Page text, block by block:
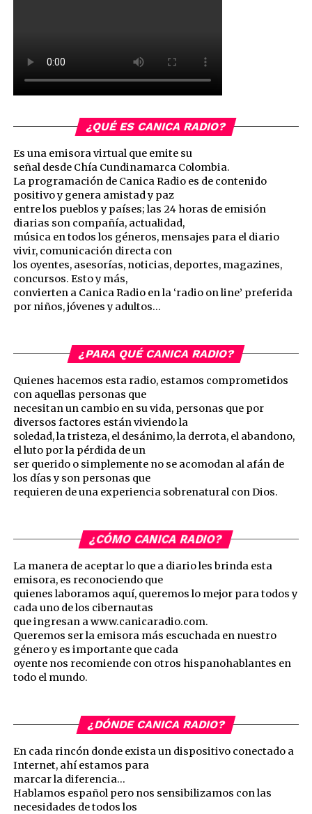
¿QUÉ ES CANICA RADIO?
Es una emisora virtual que emite su
señal desde Chía Cundinamarca Colombia.
La programación de Canica Radio es de contenido
positivo y genera amistad y paz
entre los pueblos y países; las 24 horas de emisión
diarias son compañía, actualidad,
música en todos los géneros, mensajes para el diario
vivir, comunicación directa con
los oyentes, asesorías, noticias, deportes, magazines,
concursos. Esto y más,
convierten a Canica Radio en la ‘radio on line’ preferida
por niños, jóvenes y adultos…
¿PARA QUÉ CANICA RADIO?
Quienes hacemos esta radio, estamos comprometidos
con aquellas personas que
necesitan un cambio en su vida, personas que por
diversos factores están viviendo la
soledad, la tristeza, el desánimo, la derrota, el abandono,
el luto por la pérdida de un
ser querido o simplemente no se acomodan al afán de
los días y son personas que
requieren de una experiencia sobrenatural con Dios.
¿CÓMO CANICA RADIO?
La manera de aceptar lo que a diario les brinda esta
emisora, es reconociendo que
quienes laboramos aquí, queremos lo mejor para todos y
cada uno de los cibernautas
que ingresan a www.canicaradio.com.
Queremos ser la emisora más escuchada en nuestro
género y es importante que cada
oyente nos recomiende con otros hispanohablantes en
todo el mundo.
¿DÓNDE CANICA RADIO?
En cada rincón donde exista un dispositivo conectado a
Internet, ahí estamos para
marcar la diferencia…
Hablamos español pero nos sensibilizamos con las
necesidades de todos los